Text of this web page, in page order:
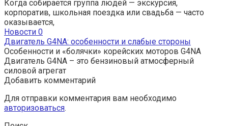
Когда собирается группа людей — экскурсия,
корпоратив, школьная поездка или свадьба — часто
оказывается,
Новости 0
Двигатель G4NA: особенности и слабые стороны
Особенности и «болячки» корейских моторов G4NA
Двигатель G4NA – это бензиновый атмосферный
силовой агрегат
Добавить комментарий
Для отправки комментария вам необходимо
авторизоваться.